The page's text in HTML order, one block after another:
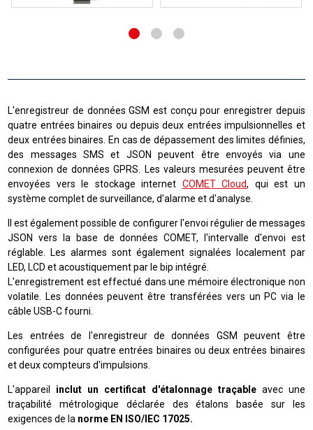
L'enregistreur de données GSM est conçu pour enregistrer depuis
quatre entrées binaires ou depuis deux entrées impulsionnelles et
deux entrées binaires. En cas de dépassement des limites définies,
des messages SMS et JSON peuvent être envoyés via une
connexion de données GPRS. Les valeurs mesurées peuvent être
envoyées vers le stockage internet COMET Cloud, qui est un
système complet de surveillance, d'alarme et d'analyse
Il est également possible de configurer l'envoi régulier de messages
JSON vers la base de données COMET, l'intervalle d'envoi est
réglable. Les alarmes sont également signalées localement par
LED, LCD et acoustiquement par le bip intégré.
L'enregistrement est effectué dans une mémoire électronique non
volatile. Les données peuvent être transférées vers un PC via le
câble USB-C fourni.
Les entrées de l'enregistreur de données GSM peuvent être
configurées pour quatre entrées binaires ou deux entrées binaires
et deux compteurs d'impulsions.
L'appareil inclut un certificat d'étalonnage traçableavec une
traçabilité métrologique déclarée des étalons basée sur les
exigences de la norme EN ISO/IEC 17025.